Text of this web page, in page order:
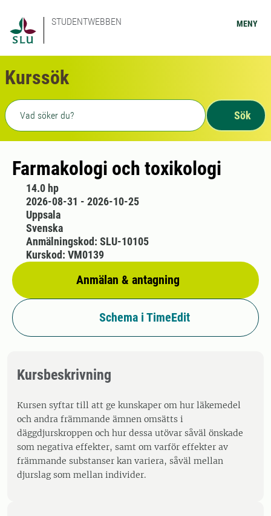
STUDENTWEBBEN MENY
Kurssök
Fritext sökning
Sök
Farmakologi och toxikologi
14.0 hp
2026-08-31 - 2026-10-25
Uppsala
Svenska
Anmälan & antagning
Anmälningskod: SLU-10105
Kurskod: VM0139
Schema i TimeEdit
Kursbeskrivning
Kursen syftar till att ge kunskaper om hur läkemedel
och andra främmande ämnen omsätts i
däggdjurskroppen och hur dessa utövar såväl önskade
som negativa effekter, samt om varför effekter av
främmande substanser kan variera, såväl mellan
djurslag som mellan individer.